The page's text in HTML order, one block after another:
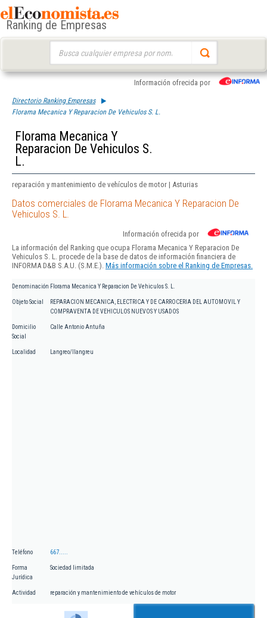
Ranking de Empresas
Información ofrecida por
Directorio Ranking Empresas
Florama Mecanica Y Reparacion De Vehiculos S. L.
Florama Mecanica Y
Reparacion De Vehiculos S.
L.
reparación y mantenimiento de vehículos de motor | Asturias
Datos comerciales de Florama Mecanica Y Reparacion De
Vehiculos S. L.
Información ofrecida por
La información del Ranking que ocupa Florama Mecanica Y Reparacion De
Vehiculos S. L. procede de la base de datos de información financiera de
INFORMA D&B S.A.U. (S.M.E.). Más información sobre el Ranking de Empresas.
Denominación Florama Mecanica Y Reparacion De Vehiculos S. L.
Objeto Social
REPARACION MECANICA, ELECTRICA Y DE CARROCERIA DEL AUTOMOVIL Y
COMPRAVENTA DE VEHICULOS NUEVOS Y USADOS
Domicilio
Social
Calle Antonio Antuña
Localidad Langreo/llangreu
Teléfono 667.....
Forma
Jurídica
Sociedad limitada
Actividad reparación y mantenimiento de vehículos de motor